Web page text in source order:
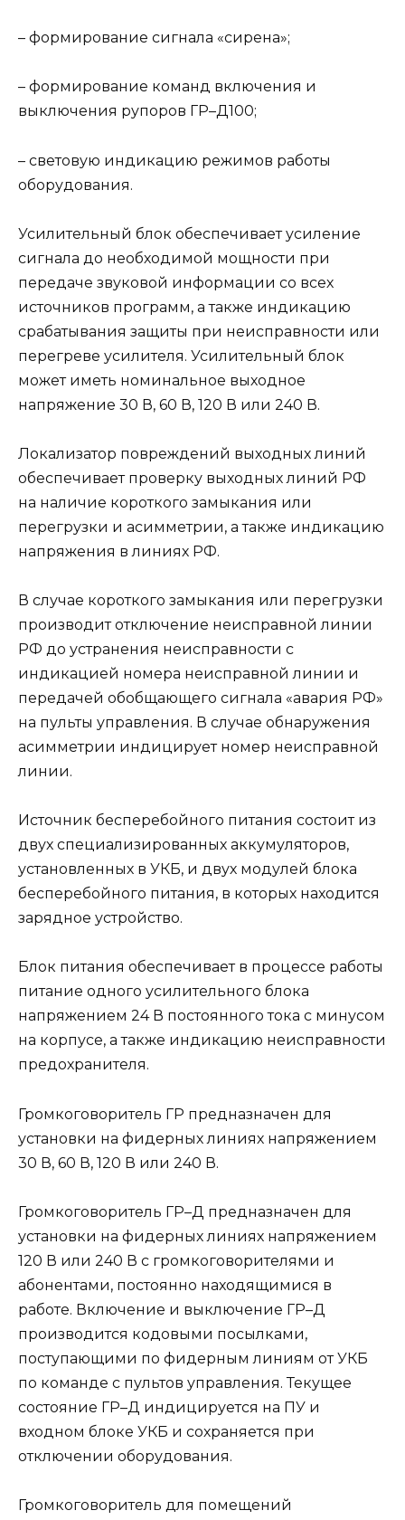
– формирование сигнала «сирена»;
– формирование команд включения и
выключения рупоров ГР–Д100;
– световую индикацию режимов работы
оборудования.
Усилительный блок обеспечивает усиление
сигнала до необходимой мощности при
передаче звуковой информации со всех
источников программ, а также индикацию
срабатывания защиты при неисправности или
перегреве усилителя. Усилительный блок
может иметь номинальное выходное
напряжение 30 В, 60 В, 120 В или 240 В.
Локализатор повреждений выходных линий
обеспечивает проверку выходных линий РФ
на наличие короткого замыкания или
перегрузки и асимметрии, а также индикацию
напряжения в линиях РФ.
В случае короткого замыкания или перегрузки
производит отключение неисправной линии
РФ до устранения неисправности с
индикацией номера неисправной линии и
передачей обобщающего сигнала «авария РФ»
на пульты управления. В случае обнаружения
асимметрии индицирует номер неисправной
линии.
Источник бесперебойного питания состоит из
двух специализированных аккумуляторов,
установленных в УКБ, и двух модулей блока
бесперебойного питания, в которых находится
зарядное устройство.
Блок питания обеспечивает в процессе работы
питание одного усилительного блока
напряжением 24 В постоянного тока с минусом
на корпусе, а также индикацию неисправности
предохранителя.
Громкоговоритель ГР предназначен для
установки на фидерных линиях напряжением
30 В, 60 В, 120 В или 240 В.
Громкоговоритель ГР–Д предназначен для
установки на фидерных линиях напряжением
120 В или 240 В с громкоговорителями и
абонентами, постоянно находящимися в
работе. Включение и выключение ГР–Д
производится кодовыми посылками,
поступающими по фидерным линиям от УКБ
по команде с пультов управления. Текущее
состояние ГР–Д индицируется на ПУ и
входном блоке УКБ и сохраняется при
отключении оборудования.
Громкоговоритель для помещений